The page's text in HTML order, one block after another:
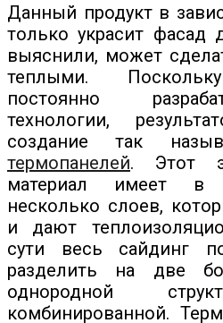
Данный продукт в
только украсит
выяснили, может
теплыми.
постоянно
технологии,
создание так
термопанелей. Этот
материал имеет в
несколько слоев,
и дают
сути весь сайдинг
разделить на две
однородной
комбинированной.